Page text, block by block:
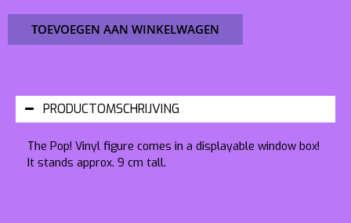
TOEVOEGEN AAN WINKELWAGEN
PRODUCTOMSCHRIJVING
The Pop! Vinyl figure comes in a displayable window box!
It stands approx. 9 cm tall.